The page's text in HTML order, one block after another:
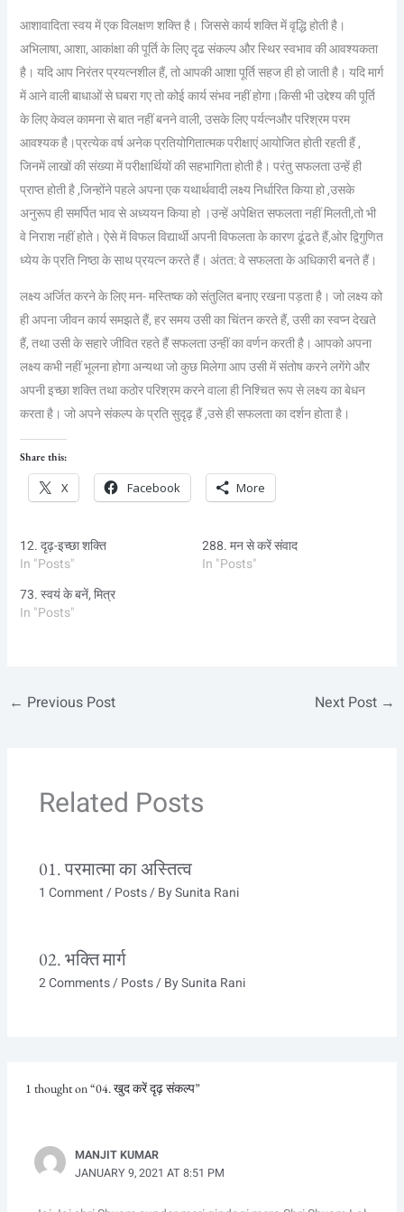
आशावादिता स्वय में एक विलक्षण शक्ति है। जिससे कार्य शक्ति में वृद्धि होती है।
अभिलाषा, आशा, आकांक्षा की पूर्ति के लिए दृढ संकल्प और स्थिर स्वभाव की आवश्यकता
है। यदि आप निरंतर प्रयत्नशील हैं, तो आपकी आशा पूर्ति सहज ही हो जाती है। यदि मार्ग
में आने वाली बाधाओं से घबरा गए तो कोई कार्य संभव नहीं होगा।किसी भी उद्देश्य की पूर्ति
के लिए केवल कामना से बात नहीं बनने वाली, उसके लिए पर्यत्नऔर परिश्रम परम
आवश्यक है।प्रत्येक वर्ष अनेक प्रतियोगितात्मक परीक्षाएं आयोजित होती रहती हैं ,
जिनमें लाखों की संख्या में परीक्षार्थियों की सहभागिता होती है। परंतु सफलता उन्हें ही
प्राप्त होती है ,जिन्होंने पहले अपना एक यथार्थवादी लक्ष्य निर्धारित किया हो ,उसके
अनुरूप ही समर्पित भाव से अध्ययन किया हो ।उन्हें अपेक्षित सफलता नहीं मिलती,तो भी
वे निराश नहीं होते। ऐसे में विफल विद्यार्थी अपनी विफलता के कारण ढूंढते हैं,ओर द्विगुणित
ध्येय के प्रति निष्ठा के साथ प्रयत्न करते हैं। अंतत: वे सफलता के अधिकारी बनते हैं।
लक्ष्य अर्जित करने के लिए मन- मस्तिष्क को संतुलित बनाए रखना पड़ता है। जो लक्ष्य को
ही अपना जीवन कार्य समझते हैं, हर समय उसी का चिंतन करते हैं, उसी का स्वप्न देखते
हैं, तथा उसी के सहारे जीवित रहते हैं सफलता उन्हीं का वर्णन करती है। आपको अपना
लक्ष्य कभी नहीं भूलना होगा अन्यथा जो कुछ मिलेगा आप उसी में संतोष करने लगेंगे और
अपनी इच्छा शक्ति तथा कठोर परिश्रम करने वाला ही निश्चित रूप से लक्ष्य का बेधन
करता है। जो अपने संकल्प के प्रति सुदृढ़ हैं ,उसे ही सफलता का दर्शन होता है।
Share this:
X Facebook More
12. दृढ़-इच्छा शक्ति
In "Posts"
288. मन से करें संवाद
In "Posts"
73. स्वयं के बनें, मित्र
In "Posts"
← Previous Post Next Post →
Related Posts
01. परमात्मा का अस्तित्व
1 Comment/Posts/ BySunita Rani
02. भक्ति मार्ग
2 Comments/Posts/ BySunita Rani
1 thought on “04. खुद करें दृढ़ संकल्प”
MANJIT KUMAR
JANUARY 9, 2021 AT 8:51 PM